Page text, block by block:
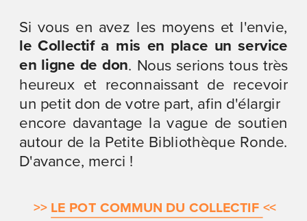
le Collectif a mis en place un service
en ligne de don. Nous serions tous très
heureux et reconnaissant de recevoir
un petit don de votre part, afin d'élargir
encore davantage la vague de soutien
autour de la Petite Bibliothèque Ronde.
D'avance, merci !
>> LE POT COMMUN DU COLLECTIF <<